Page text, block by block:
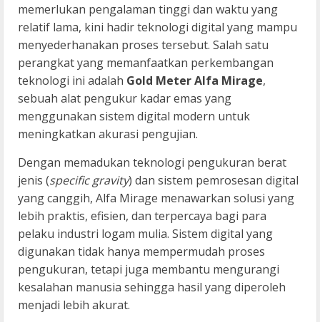
memerlukan pengalaman tinggi dan waktu yang
relatif lama, kini hadir teknologi digital yang mampu
menyederhanakan proses tersebut. Salah satu
perangkat yang memanfaatkan perkembangan
teknologi ini adalah Gold Meter Alfa Mirage,
sebuah alat pengukur kadar emas yang
menggunakan sistem digital modern untuk
meningkatkan akurasi pengujian.
Dengan memadukan teknologi pengukuran berat
jenis (specific gravity) dan sistem pemrosesan digital
yang canggih, Alfa Mirage menawarkan solusi yang
lebih praktis, efisien, dan terpercaya bagi para
pelaku industri logam mulia. Sistem digital yang
digunakan tidak hanya mempermudah proses
pengukuran, tetapi juga membantu mengurangi
kesalahan manusia sehingga hasil yang diperoleh
menjadi lebih akurat.